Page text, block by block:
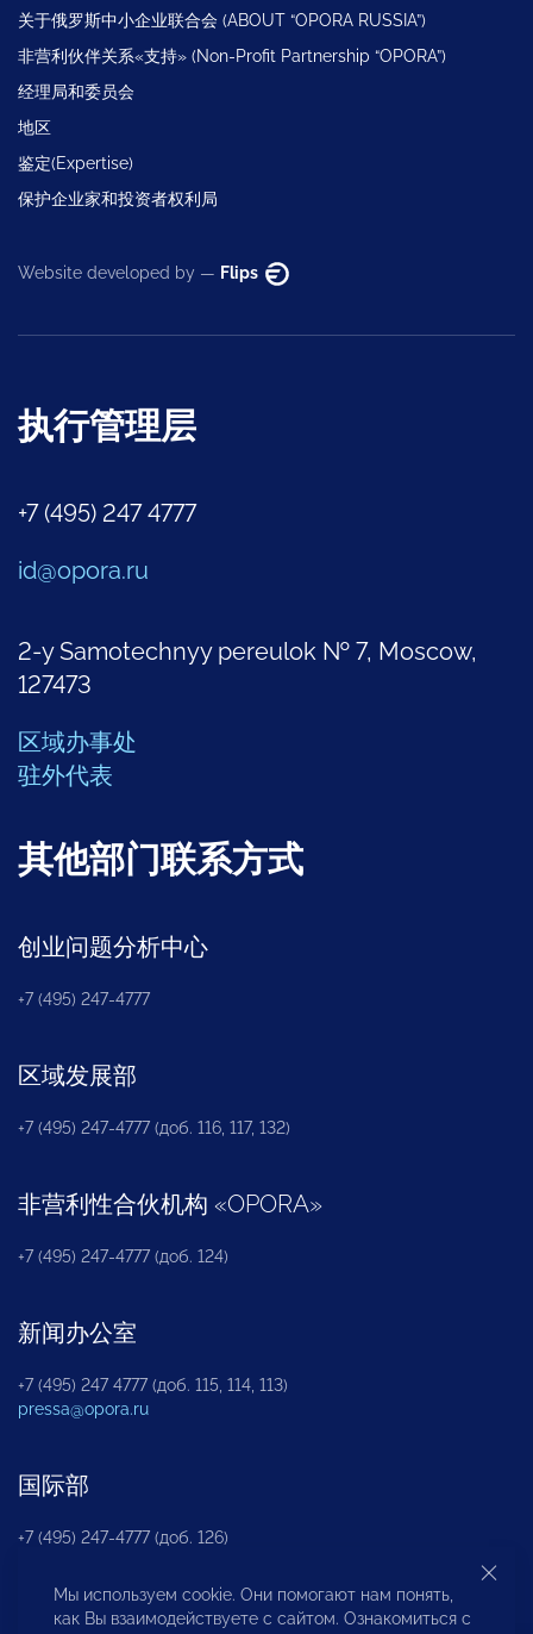
关于俄罗斯中小企业联合会 (ABOUT “OPORA RUSSIA”)
非营利伙伴关系«支持» (Non-Profit Partnership “OPORA”)
经理局和委员会
地区
鉴定(Expertise)
保护企业家和投资者权利局
Website developed by — Flips
执行管理层
+7 (495) 247 4777
id@opora.ru
2-y Samotechnyy pereulok № 7, Moscow,
127473
区域办事处
驻外代表
其他部门联系方式
创业问题分析中心
+7 (495) 247-4777
区域发展部
+7 (495) 247-4777 (доб. 116, 117, 132)
非营利性合伙机构 «OPORA»
+7 (495) 247-4777 (доб. 124)
新闻办公室
+7 (495) 247 4777 (доб. 115, 114, 113)
pressa@opora.ru
国际部
+7 (495) 247-4777 (доб. 126)
商投权益保护部
Мы используем cookie. Они помогают нам понять,
как Вы взаимодействуете с сайтом. Ознакомиться с